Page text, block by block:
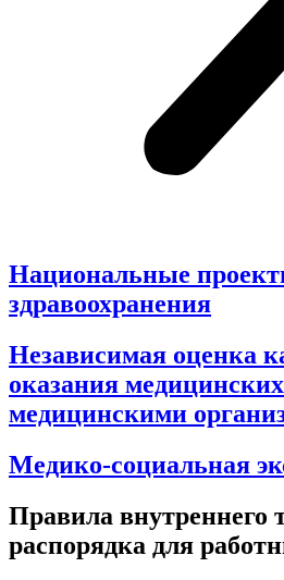
Национальные
здравоохранения
Независимая оценка
оказания
медицинскими
Медико-социальная
Правила внутреннего
распорядка для